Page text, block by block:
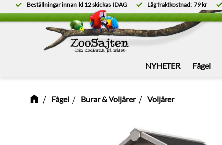
Beställningar innan kl 12skickas IDAG Låg fraktkostnad: 79 kr
NYHETER Fågel
Fågel Burar & Voljärer Voljärer